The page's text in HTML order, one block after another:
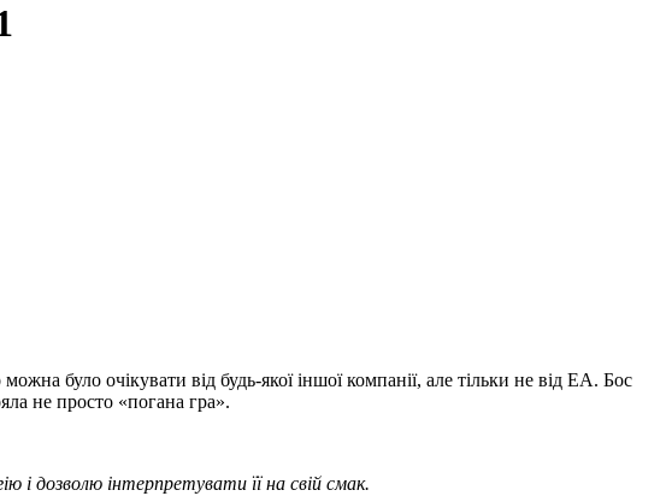
було очікувати від будь-якої іншої компанії, але тільки не від ЕА. Бос
не просто «погана гра».
і дозволю інтерпретувати її на свій смак.